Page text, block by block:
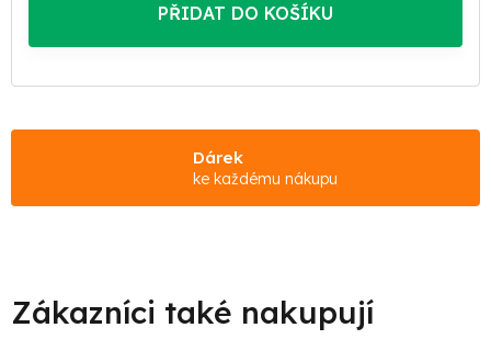
PŘIDAT DO KOŠÍKU
Dárek
ke každému nákupu